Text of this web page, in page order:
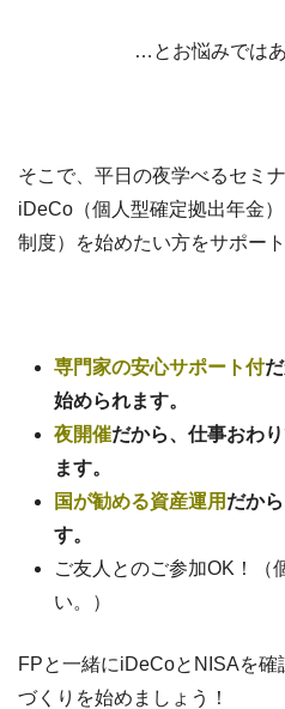
…とお悩みでは
そこで、平日の夜学べるセミ
iDeCo（個人型確定拠出年金
制度）を始めたい方をサポー
専門家の安心サポート付
始められます。
夜開催だから、仕事おわ
ます。
国が勧める資産運用 だか
す。
ご友人とのご参加OK！（
い。）
FPと一緒にiDeCoとNISAを
づくりを始めましょう！